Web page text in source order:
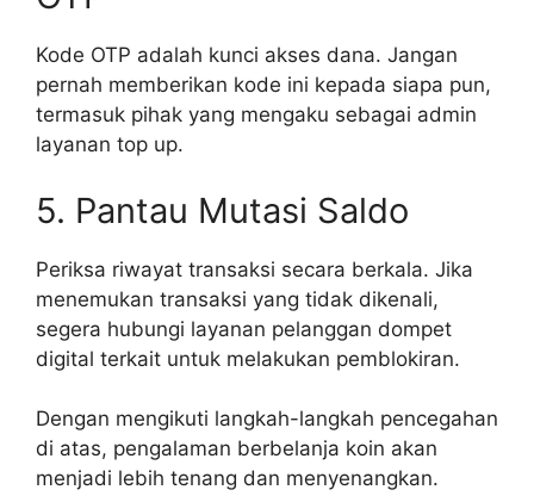
Kode OTP adalah kunci akses dana. Jangan
pernah memberikan kode ini kepada siapa pun,
termasuk pihak yang mengaku sebagai admin
layanan top up.
5. Pantau Mutasi Saldo
Periksa riwayat transaksi secara berkala. Jika
menemukan transaksi yang tidak dikenali,
segera hubungi layanan pelanggan dompet
digital terkait untuk melakukan pemblokiran.
Dengan mengikuti langkah-langkah pencegahan
di atas, pengalaman berbelanja koin akan
menjadi lebih tenang dan menyenangkan.